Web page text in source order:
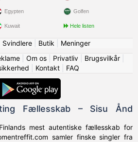
Egypten
Kuwait
Golfen
Hele listen
Svindlere| Butik
Meninger
| Om os| Privatliv| Brugsvilkår|
Kontakt| FAQ
Fællesskab – Sisu Ånd
mest autentiske fællesskab for
samler finske singler fra